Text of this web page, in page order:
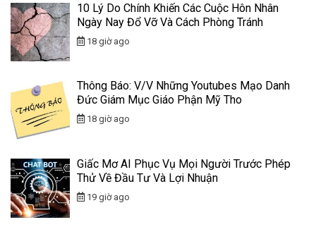
10 Lý Do Chính Khiến Các Cuộc Hôn Nhân
Ngày Nay Đổ Vỡ Và Cách Phòng Tránh
18 giờ ago
Thông Báo: V/v Những Youtubes Mạo Danh
Đức Giám Mục Giáo Phận Mỹ Tho
18 giờ ago
Giấc Mơ AI Phục Vụ Mọi Người Trước Phép
Thử Về Đầu Tư Và Lợi Nhuận
19 giờ ago